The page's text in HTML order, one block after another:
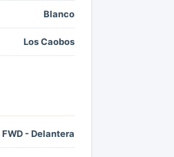
Blanco
Los Caobos
FWD - Delantera